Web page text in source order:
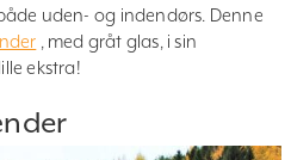
uden- og indendørs. Denne
, med gråt glas, i sin
ekstra!